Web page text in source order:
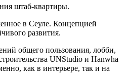
штаб-квартиры.
в Сеуле. Концепцией
развития.
общего пользования, лобби,
UNStudio и Hanwha
как в интерьере, так и на